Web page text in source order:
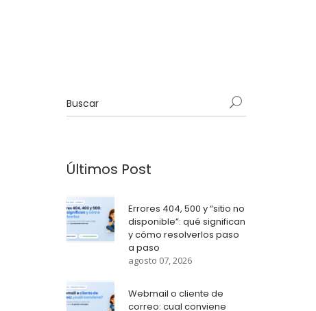
Últimos Post
Errores 404, 500 y “sitio no
disponible”: qué significan
y cómo resolverlos paso
a paso
agosto 07, 2026
Webmail o cliente de
correo: cual conviene